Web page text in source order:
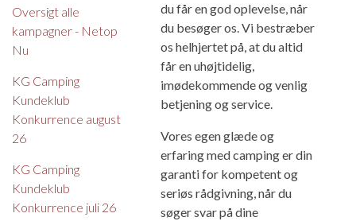
Oversigt alle
kampagner - Netop
Nu
KG Camping
Kundeklub
Konkurrence august
26
KG Camping
Kundeklub
Konkurrence juli 26
du får en god oplevelse, når
du besøger os. Vi bestræber
os helhjertet på, at du altid
får en uhøjtidelig,
imødekommende og venlig
betjening og service.
Vores egen glæde og
erfaring med camping er din
garanti for kompetent og
seriøs rådgivning, når du
søger svar på dine